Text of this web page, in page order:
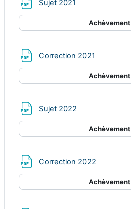
Sujet 2021
Achèvement
Correction 2021
Achèvement
Sujet 2022
Achèvement
Correction 2022
Achèvement